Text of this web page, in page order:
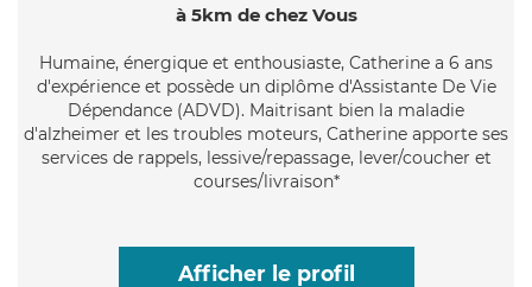
à 5km de chez Vous
Humaine, énergique et enthousiaste, Catherine a 6 ans
d'expérience et possède un diplôme d'Assistante De Vie
Dépendance (ADVD). Maitrisant bien la maladie
d'alzheimer et les troubles moteurs, Catherine apporte ses
services de rappels, lessive/repassage, lever/coucher et
courses/livraison*
Afficher le profil